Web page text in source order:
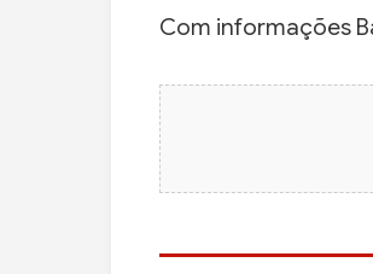
Com informações